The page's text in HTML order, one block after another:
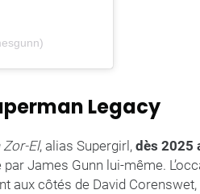
Legacy
Zor-El, alias Supergirl, dès 2025
James Gunn lui-même.
aux côtés de David